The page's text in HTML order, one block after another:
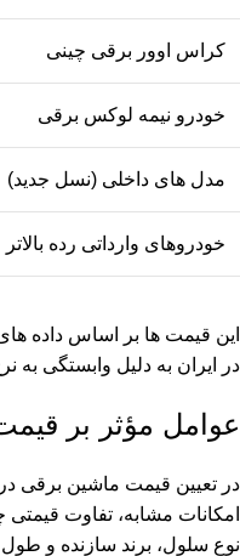
کراس اوور برقی چینی
خودرو نیمه لوکس برقی
مدل های داخلی (نسل جدید)
خودروهای وارداتی رده بالاتر
در ایران به دلیل وابستگی
عوامل مؤثر بر
در تعیین قیمت ماشین برقی
نوع سلول، برند سازنده و طول